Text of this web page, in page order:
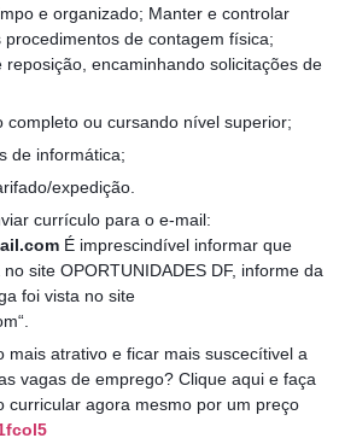
e organizado; Manter e controlar
de contagem física;
encaminhando solicitações de
completo ou cursando nível superior;
de informática;
expedição.
currículo para o e-mail:
É imprescindível informar que
site OPORTUNIDADES DF, informe da
foi vista no site
mais atrativo e ficar mais suscecítivel a
vagas de emprego? Clique aqui e faça
curricular agora mesmo por um preço